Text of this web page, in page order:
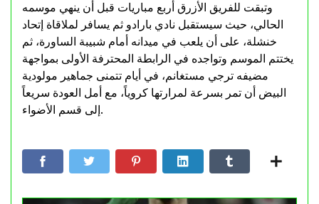
وتبقت للفريق الأزرق أربع مباريات قبل أن ينهي موسمه
الحالي، حيث سيستقبل نادي بارادو ثم يسافر لملاقاة إتحاد
خنشلة، على أن يلعب في ميدانه أمام شبيبة الساورة، ثم
يختتم الموسم وتواجده في الرابطة المحترفة الأولى بمواجهة
مضيفه ترجي مستغانم، في أيام تتمنى جماهير مولودية
البيض أن تمر بسرعة لمرارتها كروياً، مع أمل العودة سريعاً
إلى قسم الأضواء.